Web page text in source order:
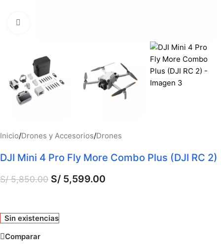
Inicio/Drones y Accesorios/Drones
DJI Mini 4 Pro Fly More Combo Plus (DJI RC 2)
S/5,850.00 S/ 5,599.00
Sin existencias
Comparar